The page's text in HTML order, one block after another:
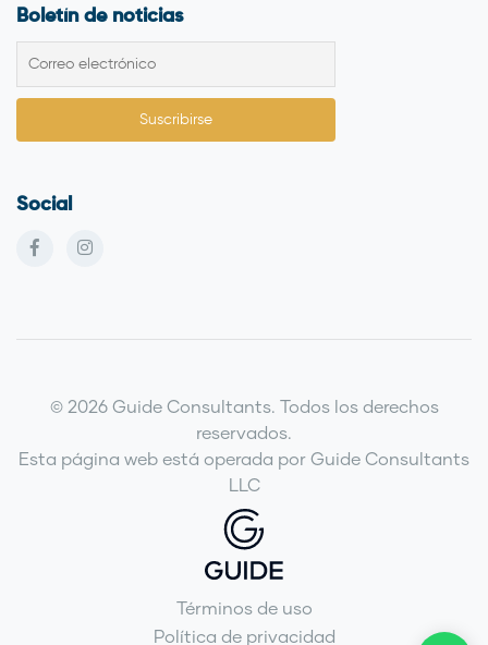
Boletín de noticias
Social
© 2026 Guide Consultants. Todos los derechos
reservados.
Esta página web está operada por Guide Consultants
LLC
Términos de uso
Política de privacidad